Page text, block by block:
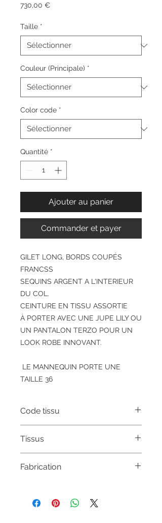
730,00 €Prix
Taille *
Couleur (Principale) *
Color code *
Quantité *
Ajouter au panier
Commander et payer
GILET LONG, BORDS COUPÉS
FRANCSS
SEQUINS ARGENT A L'INTERIEUR
DU COL.
CEINTURE EN TISSU ASSORTIE
À PORTER AVEC UNE JUPE LILY OU
UN PANTALON TERZO POUR UN
LOOK ROBE INNOVANT.
LE MANNEQUIN PORTE UNE
TAILLE 36
Code tissu
Tissus
45% LAINE
Fabrication